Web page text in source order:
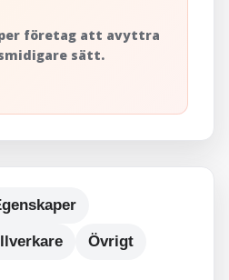
företag att avyttra
sätt.
Övrigt